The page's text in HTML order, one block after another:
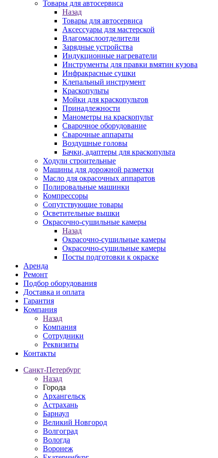
Товары для автосервиса
Назад
Товары для автосервиса
Аксессуары для мастерской
Влагомаслоотделители
Зарядные устройства
Индукционные нагреватели
Инструменты для правки вмятин кузова
Инфракрасные сушки
Клепальный инструмент
Краскопульты
Мойки для краскопультов
Принадлежности
Манометры на краскопульт
Сварочное оборудование
Сварочные аппараты
Воздушные головы
Бачки, адаптеры для краскопульта
Ходули строительные
Машины для дорожной разметки
Масло для окрасочных аппаратов
Полировальные машинки
Компрессоры
Сопутствующие товары
Осветительные вышки
Окрасочно-сушильные камеры
Назад
Окрасочно-сушильные камеры
Окрасочно-сушильные камеры
Посты подготовки к окраске
Аренда
Ремонт
Подбор оборудования
Доставка и оплата
Гарантия
Компания
Назад
Компания
Сотрудники
Реквизиты
Контакты
Санкт-Петербург
Назад
Города
Архангельск
Астрахань
Барнаул
Великий Новгород
Волгоград
Вологда
Воронеж